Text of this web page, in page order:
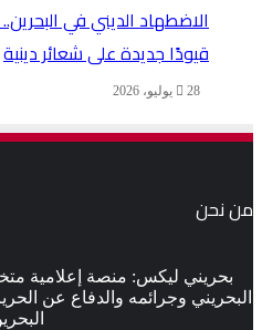
الاضطهاد الديني في
قيودًا جديدة على شعائر دينية
28 يوليو، 2026
من نحن
بحريني ليكس: منصة إعلامية
البحريني وجرائمه والدفاع عن